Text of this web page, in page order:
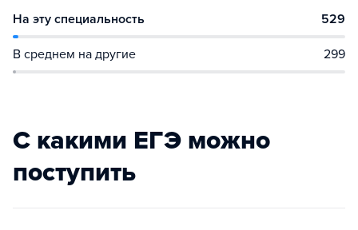
На эту специальность 529
В среднем на другие 299
С какими ЕГЭ можно
поступить